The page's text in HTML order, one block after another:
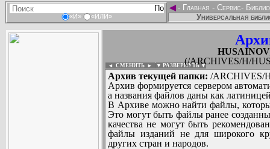
«И» «ИЛИ»
◄- Главная - Сервис-
Универсальная
(/ARCHIVES/H/
◄ СМЕНИТЬ ► ▼ РАЗВЕРНУТЬ ▼
Архив текущей папки: /ARCHIVES/
Архив формируется сервером
а названия файлов даны как
В Архиве можно найти файлы,
Это могут быть файлы ранее
качества не могут быть
файлы изданий не для широкого
других стран и народов.